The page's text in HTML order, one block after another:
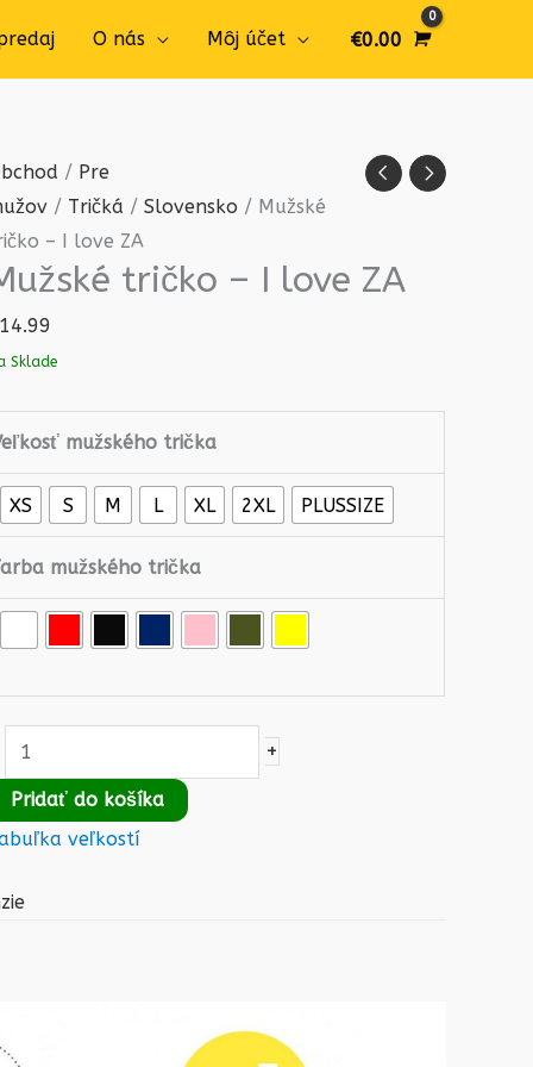
O nás Môj účet €0.00
/ Pre
/ Tričká /Slovensko / Mužské
– I love ZA
tričko – I love ZA
14.99
Sklade
mužského trička
XS S M L XL 2XL PLUSSIZE
mužského trička
množstvo
Mužské
tričko
-
+
Pridať do košíka
veľkostí